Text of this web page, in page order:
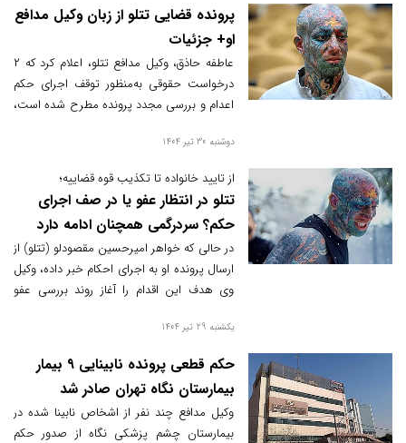
پرونده قضایی تتلو از زبان وکیل مدافع
او+ جزئیات
عاطفه حاذق، وکیل مدافع تتلو، اعلام کرد که ۲
درخواست حقوقی به‌منظور توقف اجرای حکم
اعدام و بررسی مجدد پرونده مطرح شده است،
بررسی در کمیسیون عفو است. وی افزود:
موافقتی صورت نگرفته است. همچنین طبق
اعلام وکیل، وضعیت پزشکی موکل توسط
پزشکی قانونی در حال بررسی است.
دوشنبه 30 تیر 1404
از تایید خانواده تا تکذیب قوه قضاییه؛
تتلو در انتظار عفو یا در صف اجرای
حکم؟ سردرگمی همچنان ادامه دارد
در حالی که خواهر امیرحسین مقصودلو (تتلو) از
ارسال پرونده او به اجرای احکام خبر داده، وکیل
وی هدف این اقدام را آغاز روند بررسی عفو
قریب‌الوقوع حکم را تکذیب کرده است. این
برانگیختن احساسات طرفداران او شده است.
یکشنبه 29 تیر 1404
حکم قطعی پرونده نابینایی ۹ بیمار
بیمارستان نگاه تهران صادر شد
وکیل مدافع چند نفر از اشخاص نابینا شده در
بیمارستان چشم پزشکی نگاه از صدور حکم